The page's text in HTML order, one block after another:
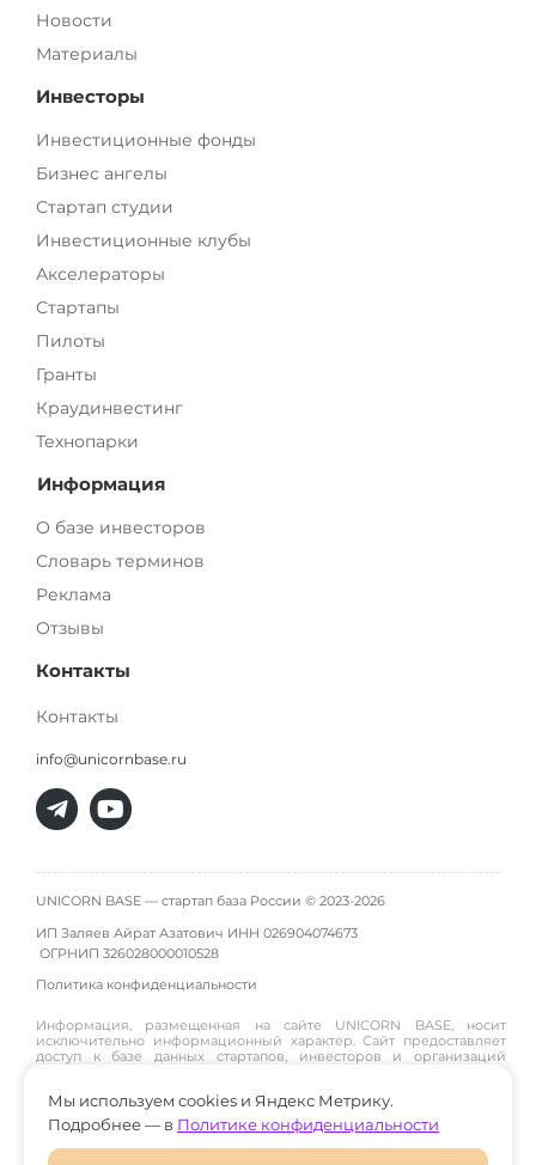
Новости
Материалы
Инвесторы
Инвестиционные фонды
Бизнес ангелы
Стартап студии
Инвестиционные клубы
Акселераторы
Стартапы
Пилоты
Гранты
Краудинвестинг
Технопарки
Информация
О базе инвесторов
Словарь терминов
Реклама
Отзывы
Контакты
Контакты
info@unicornbase.ru
UNICORN BASE — стартап база России © 2023-2026
ИП Заляев Айрат Азатович ИНН 026904074673
ОГРНИП 326028000010528
Политика конфиденциальности
Информация, размещенная на сайте UNICORN BASE, носит
исключительно информационный характер. Сайт предоставляет
доступ к базе данных стартапов, инвесторов и организаций
публикуются пользователями или собираются из открытых
источников, поэтому администрация сайта не гарантирует их
достоверность и не участвует в инвестиционных сделках между
пользователями. Пользователи принимают решения о
Мы используем cookies и Яндекс Метрику.
Подробнее — в Политике конфиденциальности